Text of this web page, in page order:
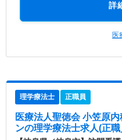
詳
医
理学療法士 正職員
医療法人聖徳会 小笠原
ンの理学療法士求人(正職